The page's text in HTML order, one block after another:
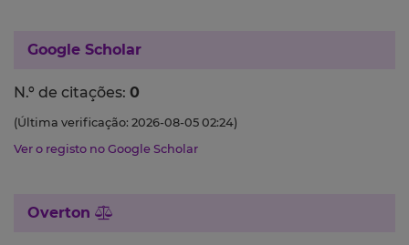
Google Scholar
N.º de citações: 0
(Última verificação: 2026-08-05 02:24)
Ver o registo no Google Scholar
Overton